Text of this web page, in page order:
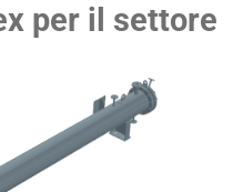
per il settore